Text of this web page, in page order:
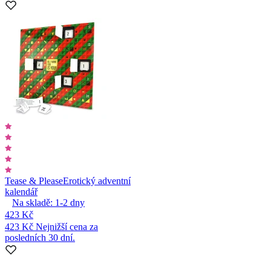
Tease & PleaseErotický adventní
kalendář
Na skladě: 1-2 dny
423 Kč
423 Kč Nejnižší cena za
posledních 30 dní.